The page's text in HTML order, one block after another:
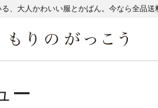
、大人かわいい服とかばん。今なら全品送
ー